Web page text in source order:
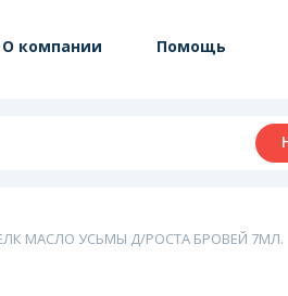
О компании Помощь
МАСЛО УСЬМЫ Д/РОСТА БРОВЕЙ 7МЛ.